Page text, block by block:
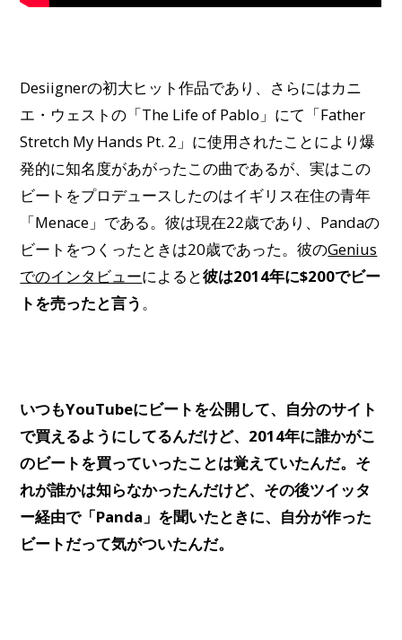
Desiignerの初大ヒット作品であり、さらにはカニ
エ・ウェストの「The Life of Pablo」にて「Father
Stretch My Hands Pt. 2」に使用されたことにより爆
発的に知名度があがったこの曲であるが、実はこの
ビートをプロデュースしたのはイギリス在住の青年
「Menace」である。彼は現在22歳であり、Pandaの
ビートをつくったときは20歳であった。彼のGenius
でのインタビューによると彼は2014年に$200でビー
トを売ったと言う。
いつもYouTubeにビートを公開して、自分のサイト
で買えるようにしてるんだけど、2014年に誰かがこ
のビートを買っていったことは覚えていたんだ。そ
れが誰かは知らなかったんだけど、その後ツイッタ
ー経由で「Panda」を聞いたときに、自分が作った
ビートだって気がついたんだ。